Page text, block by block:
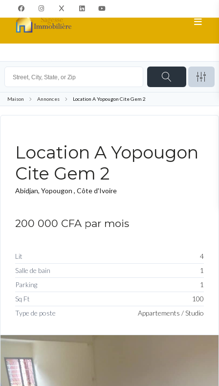
Maison Annonces Location A Yopougon Cite Gem 2
Location A Yopougon
Cite Gem 2
Abidjan, Yopougon , Côte d'Ivoire
200 000 CFA par mois
Lit
4
Salle de bain
1
Parking
1
Sq Ft
100
Type de poste
Appartements / Studio